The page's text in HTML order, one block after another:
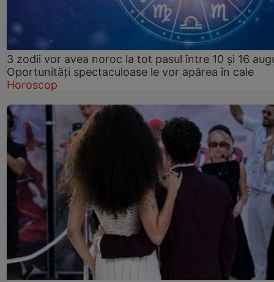
3 zodii vor avea noroc la tot pasul între 10 și 16
Oportunități spectaculoase le vor apărea în cale
Horoscop